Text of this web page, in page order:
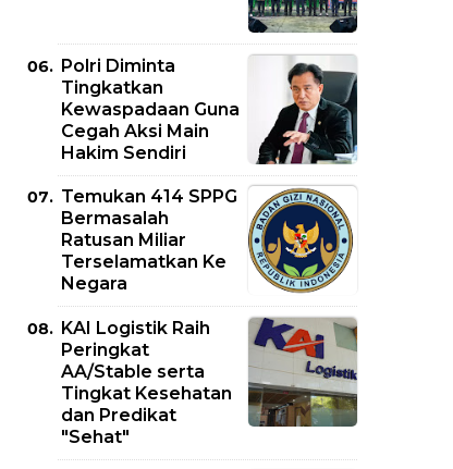
Polri Diminta
Tingkatkan
Kewaspadaan Guna
Cegah Aksi Main
Hakim Sendiri
Temukan 414 SPPG
Bermasalah
Ratusan Miliar
Terselamatkan Ke
Negara
KAI Logistik Raih
Peringkat
AA/Stable serta
Tingkat Kesehatan
dan Predikat
"Sehat"